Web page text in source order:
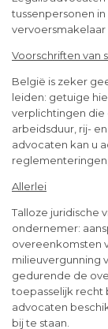
tussenpersonen
vervoersmakelaar
Voorschriften van
België is zeker
leiden: getuige
verplichtingen die
arbeidsduur, rij-
advocaten kan u
Allerlei
Talloze juridische
ondernemer:
overeenkomsten
milieuvergunning
gedurende de
toepasselijk recht
advocaten
bij te staan.